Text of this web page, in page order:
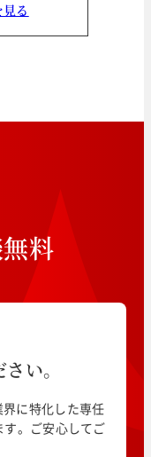
る
無料
い。
に特化した専任
。ご安心してご